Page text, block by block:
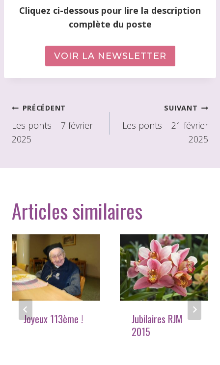
Cliquez ci-dessous pour lire la description
complète du poste
VOIR LA NEWSLETTER
Navigation
de
l'article
PRÉCÉDENT
Les ponts – 7 février
2025
SUIVANT
Les ponts – 21 février
2025
Articles similaires
Joyeux 113ème !
Jubilaires RJM
2015